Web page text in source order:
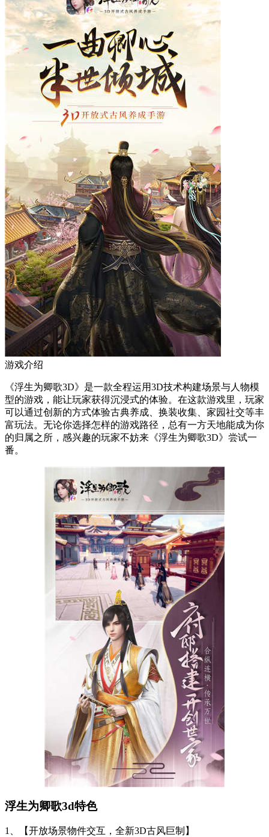
游戏介绍
《浮生为卿歌3D》是一款全程运用3D技术构建场景与人物模
型的游戏，能让玩家获得沉浸式的体验。在这款游戏里，玩家
可以通过创新的方式体验古典养成、换装收集、家园社交等丰
富玩法。无论你选择怎样的游戏路径，总有一方天地能成为你
的归属之所，感兴趣的玩家不妨来《浮生为卿歌3D》尝试一
番。
浮生为卿歌3d特色
1、【开放场景物件交互，全新3D古风巨制】